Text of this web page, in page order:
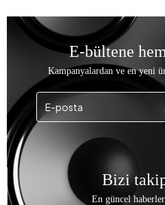
E-bültene
Kampanyalardan ve en yeni
Bizi
En güncel